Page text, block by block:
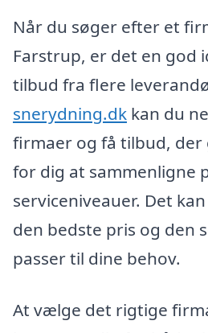
Når du søger efter et
Farstrup, er det en god
tilbud fra flere
snerydning.dk kan du
firmaer og få tilbud,
for dig at sammenligne
serviceniveauer. Det
den bedste pris og den
passer til dine behov.
At vælge det rigtige